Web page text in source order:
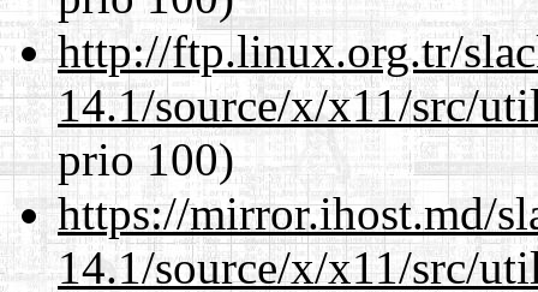
http://ftp.linux.org.tr/
14.1/source/x/x11/src/
prio 100)
https://mirror.ihost.md/
14.1/source/x/x11/src/